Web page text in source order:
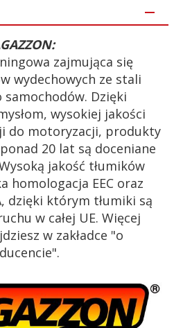
zajmująca się
wydechowych ze stali
samochodów. Dzięki
wysokiej jakości
do motoryzacji, produkty
20 lat są doceniane
jakość tłumików
homologacja EEC oraz
dzięki którym tłumiki są
w całej UE. Więcej
w zakładce "o